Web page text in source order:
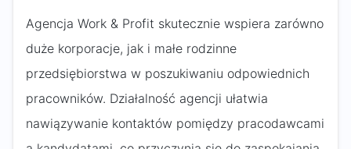
Agencja Work & Profit skutecznie wspiera zarówno
duże korporacje, jak i małe rodzinne
przedsiębiorstwa w poszukiwaniu odpowiednich
pracowników. Działalność agencji ułatwia
nawiązywanie kontaktów pomiędzy pracodawcami